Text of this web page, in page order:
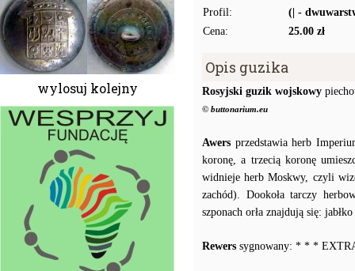
wylosuj kolejny
Profil:
(| -
Cena:
25.00 zł
Opis guzika
Rosyjski guzik wojskowy
© buttonarium.eu
Awers przedstawia herb
koronę, a trzecią koronę
widnieje herb Moskwy, czyli
zachód). Dookoła tarczy
szponach orła znajdują się:
Rewers sygnowany: * * *